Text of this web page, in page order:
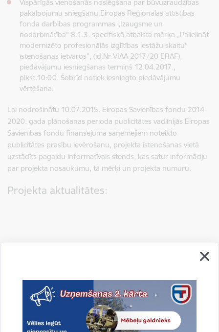
Vispārīgās vienošanās noslēgšana par būvuzraudzības
pakalpojumu sniegšanu Eiropas Reģionālās attīstības
fonda darbības programmas „Izaugsme un
nodarbinātība” 8.1.3. specifiskā atbalsta mērķa „Palielināt
modernizēto profesionālās izglītības iestāžu skaitu”
īstenošanas ietvaros”, (id.Nr.VIAA 2017/20 ERAF),
piedāvājumu iesniegšanas termiņš 12.04.2017.,
plkst.10:00. Šobrīd notiek iesniegto piedāvājumu
vērtēšana.
Lai nodrošinātu 10.07.2015. Eiropas Savienības fondu 2014-
2020. gada plānošanas perioda publicitātes vadlīnijās Eiropas
Savienības fondu finansējuma saņēmējiem noteikto
publicitātes prasību ievērošanu, projekta īstenošanas vietā
uzstādīts pagaidu informatīvais stends, kas satur informāciju
par projekta nosaukumu, tā mērķi un projekta numuru.
Projekta aktualitātes: